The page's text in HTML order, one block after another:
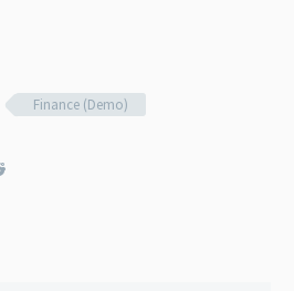
Finance (Demo)